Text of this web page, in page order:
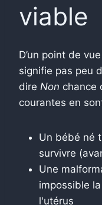
viable
D’un point de
signifie pas peu
dire Non chance
courantes en
Un bébé né
survivre
Une
impossible
l'utérus